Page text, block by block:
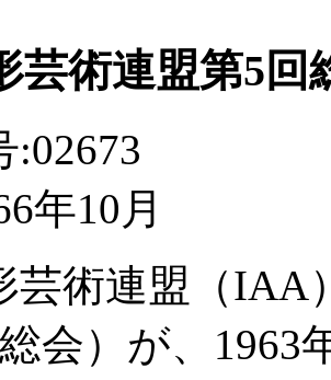
芸術連盟第5
:02673
年10月
芸術連盟（IAA
総会）が、